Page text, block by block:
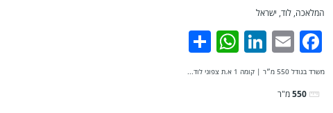
המלאכה, לוד, ישראל
Facebook
Email
LinkedIn
WhatsApp
משרד בגודל 550 מ״ר | קומה 1 א.ת צפוני לוד...
550מ"ר